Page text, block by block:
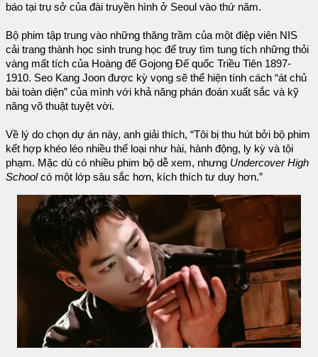
báo tại trụ sở của đài truyền hình ở Seoul vào thứ năm.
Bộ phim tập trung vào những thăng trầm của một điệp viên NIS
cải trang thành học sinh trung học để truy tìm tung tích những thỏi
vàng mất tích của Hoàng đế Gojong Đế quốc Triều Tiên 1897-
1910. Seo Kang Joon được kỳ vọng sẽ thể hiện tính cách “át chủ
bài toàn diện” của mình với khả năng phán đoán xuất sắc và kỹ
năng võ thuật tuyệt vời.
Về lý do chọn dự án này, anh giải thích, “Tôi bị thu hút bởi bộ phim
kết hợp khéo léo nhiều thể loại như hài, hành động, ly kỳ và tội
phạm. Mặc dù có nhiều phim bộ dễ xem, nhưng Undercover High
Schoolcó một lớp sâu sắc hơn, kích thích tư duy hơn.”